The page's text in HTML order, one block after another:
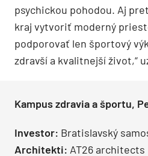
psychickou pohodou. Aj
kraj vytvoriť moderný
podporovať len športový
zdravší a kvalitnejší život,“
Kampus zdravia a športu,
Investor: Bratislavský
Architekti: AT26 architects